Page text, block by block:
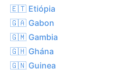
🇪🇹 Etiópia
🇬🇦 Gabon
🇬🇲 Gambia
🇬🇭 Ghána
🇬🇳 Guinea